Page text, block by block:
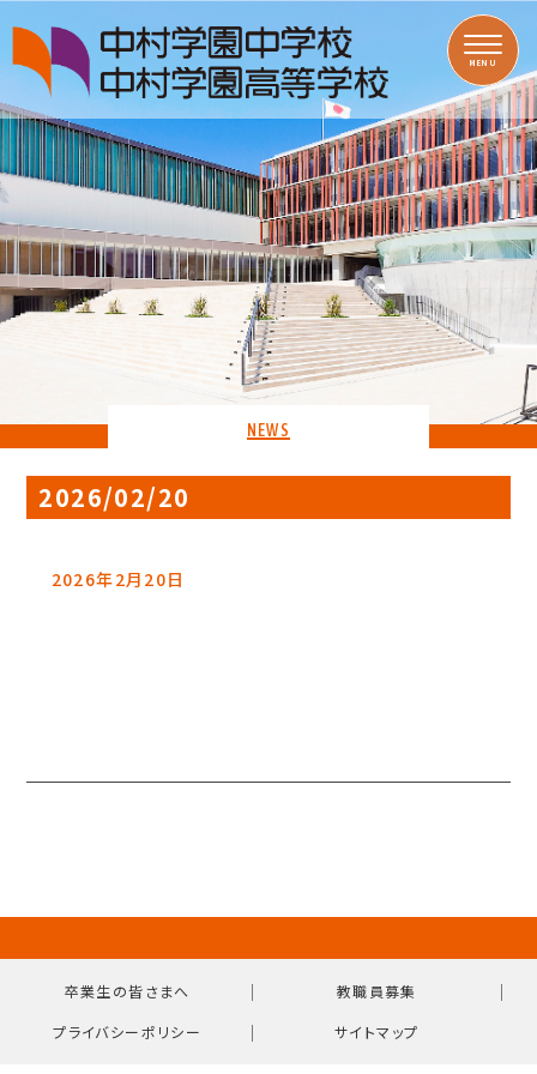
MENU
NEWS
2026/02/20
2026年2月20日
卒業生の皆さまへ ｜ 教職員募集 ｜
プライバシーポリシー ｜ サイトマップ